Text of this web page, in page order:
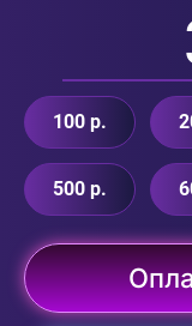
100 р.
500 р.